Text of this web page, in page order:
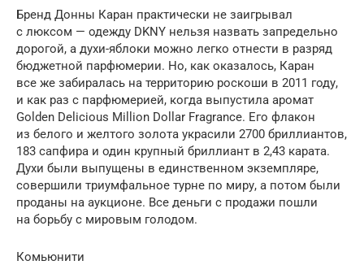
Бренд Донны Каран практически не заигрывал
с люксом — одежду DKNY нельзя назвать запредельно
дорогой, а духи-яблоки можно легко отнести в разряд
бюджетной парфюмерии. Но, как оказалось, Каран
все же забиралась на территорию роскоши в 2011 году,
и как раз с парфюмерией, когда выпустила аромат
Golden Delicious Million Dollar Fragrance. Его флакон
из белого и желтого золота украсили 2700 бриллиантов,
183 сапфира и один крупный бриллиант в 2,43 карата.
Духи были выпущены в единственном экземпляре,
совершили триумфальное турне по миру, а потом были
проданы на аукционе. Все деньги с продажи пошли
на борьбу с мировым голодом.
Комьюнити